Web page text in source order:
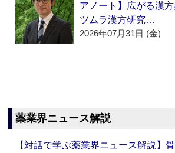
アノート】広がる漢
ツムラ漢方研究…
2026年07月31日 (金)
薬業界ニュース解説
【対話で学ぶ薬業界ニュース解説】